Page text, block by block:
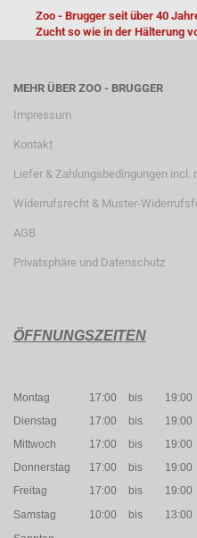
Zoo - Brugger seit über 40
Zucht so wie in der Hälterung
MEHR ÜBER ZOO - BRUGGER
Impressum
Kontakt
Liefer & Zahlungsbedingungen incl.
Widerrufsrecht & Muster-
AGB
Privatsphäre und Datenschutz
ÖFFNUNGSZEITEN
Montag 17:00 bis 19:00
Dienstag
17:00 bis 19:00
Mittwoch
17:00 bis 19:00
Donnerstag
17:00 bis 19:00
Freitag
17:00 bis 19:00
Samstag
10:00 bis 13:00